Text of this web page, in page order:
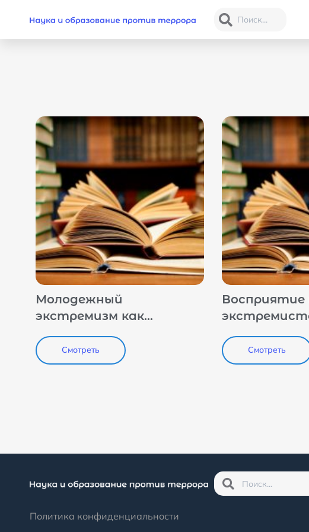
Молодежный
экстремизм как
(социологическое
исследование НГТУ)
Смотреть
на примере
Смотреть
Политика конфиденциальности